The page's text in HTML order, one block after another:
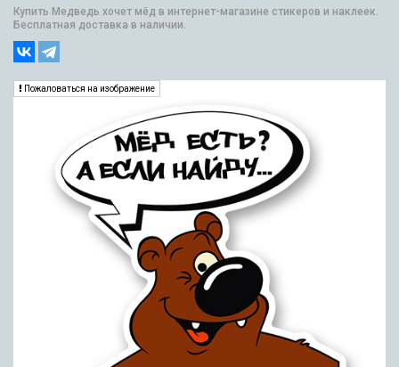
Купить Медведь хочет мёд в интернет-магазине стикеров и наклеек.
Бесплатная доставка в наличии.
Пожаловаться на изображение